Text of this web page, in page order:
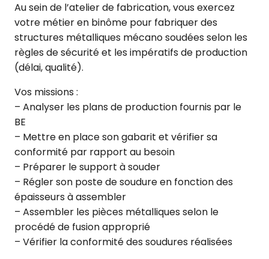
Au sein de l’atelier de fabrication, vous exercez
votre métier en binôme pour fabriquer des
structures métalliques mécano soudées selon les
règles de sécurité et les impératifs de production
(délai, qualité).
Vos missions :
– Analyser les plans de production fournis par le
BE
– Mettre en place son gabarit et vérifier sa
conformité par rapport au besoin
– Préparer le support à souder
– Régler son poste de soudure en fonction des
épaisseurs à assembler
– Assembler les pièces métalliques selon le
procédé de fusion approprié
– Vérifier la conformité des soudures réalisées